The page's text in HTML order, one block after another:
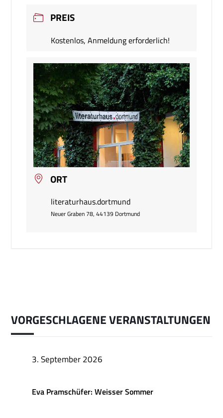
PREIS
Kostenlos, Anmeldung erforderlich!
ORT
literaturhaus.dortmund
Neuer Graben 78, 44139 Dortmund
VORGESCHLAGENE VERANSTALTUNGEN
3. September 2026
Eva Pramschüfer: Weisser Sommer